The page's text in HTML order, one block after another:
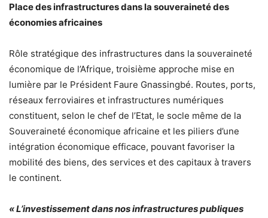
Place des infrastructures dans la souveraineté des
économies africaines
Rôle stratégique des infrastructures dans la souveraineté
économique de l’Afrique, troisième approche mise en
lumière par le Président Faure Gnassingbé. Routes, ports,
réseaux ferroviaires et infrastructures numériques
constituent, selon le chef de l’Etat, le socle même de la
Souveraineté économique africaine et les piliers d’une
intégration économique efficace, pouvant favoriser la
mobilité des biens, des services et des capitaux à travers
le continent.
« L’investissement dans nos infrastructures publiques